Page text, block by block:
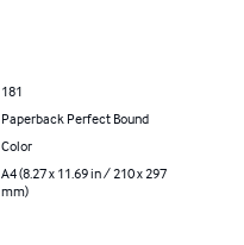
181
Paperback Perfect Bound
Color
A4 (8.27 x 11.69 in / 210 x 297
mm)